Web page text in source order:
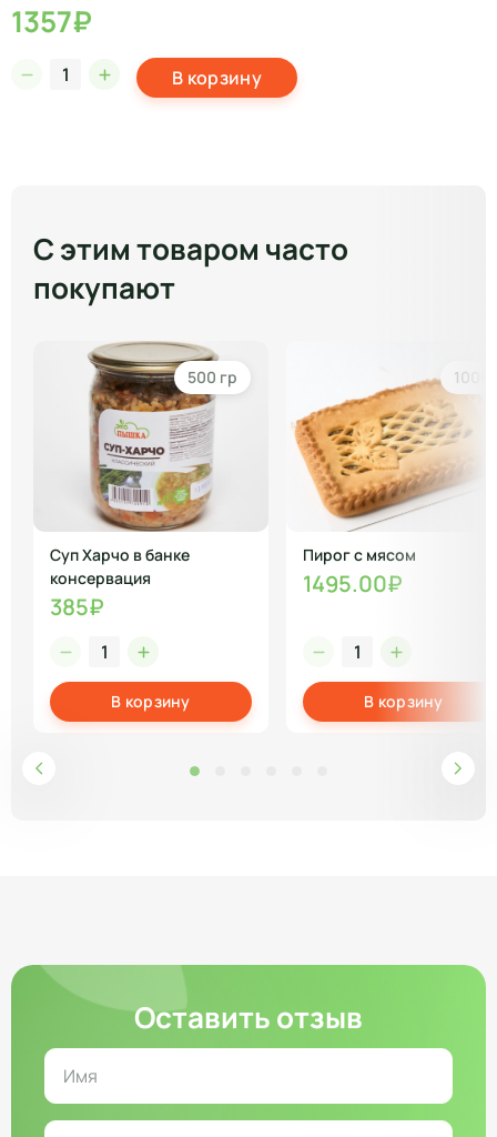
1357₽
В корзину
С этим товаром часто
покупают
500 гр
Суп Харчо в банке
консервация
385₽
В корзину
1000
Пирог с мясом
1495.00₽
В корзину
Оставить отзыв